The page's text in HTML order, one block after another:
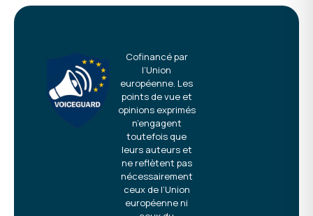
Cofinancé par
l’Union
européenne. Les
points de vue et
opinions exprimés
n’engagent
toutefois que
leurs auteurs et
ne reflètent pas
nécessairement
ceux de l’Union
européenne ni